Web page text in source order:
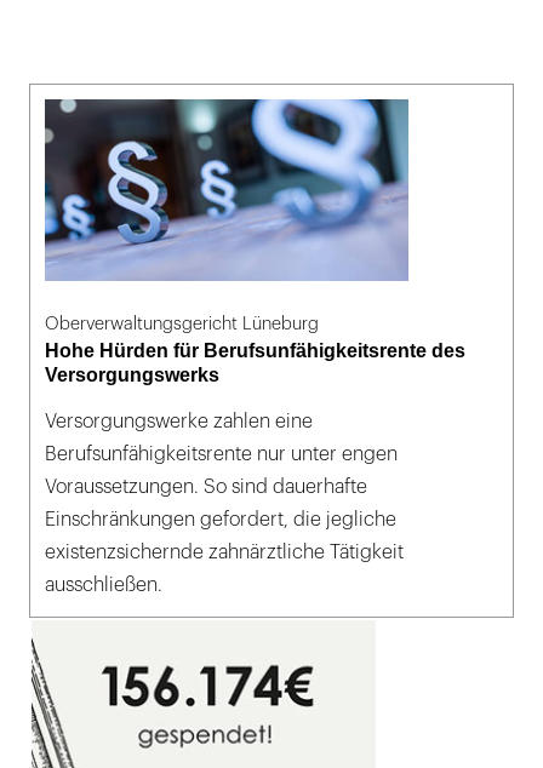
Oberverwaltungsgericht Lüneburg
Hohe Hürden für Berufsunfähigkeitsrente des
Versorgungswerks
Versorgungswerke zahlen eine
Berufsunfähigkeitsrente nur unter engen
Voraussetzungen. So sind dauerhafte
Einschränkungen gefordert, die jegliche
existenzsichernde zahnärztliche Tätigkeit
ausschließen.